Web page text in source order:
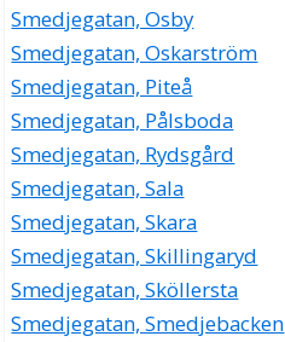
Smedjegatan, Osby
Smedjegatan, Oskarström
Smedjegatan, Piteå
Smedjegatan, Pålsboda
Smedjegatan, Rydsgård
Smedjegatan, Sala
Smedjegatan, Skara
Smedjegatan, Skillingaryd
Smedjegatan, Sköllersta
Smedjegatan, Smedjebacken